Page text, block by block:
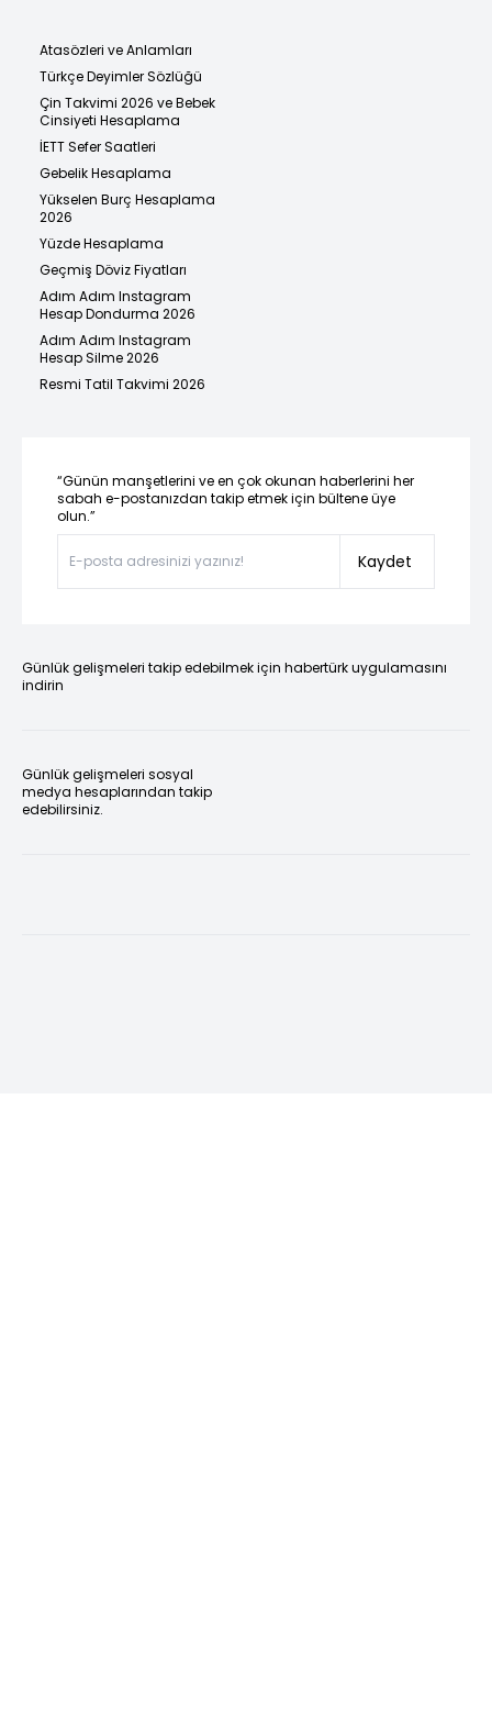
Atasözleri ve Anlamları
Türkçe Deyimler Sözlüğü
Çin Takvimi 2026 ve Bebek
Cinsiyeti Hesaplama
İETT Sefer Saatleri
Gebelik Hesaplama
Yükselen Burç Hesaplama
2026
Yüzde Hesaplama
Geçmiş Döviz Fiyatları
Adım Adım Instagram
Hesap Dondurma 2026
Adım Adım Instagram
Hesap Silme 2026
Resmi Tatil Takvimi 2026
“Günün manşetlerini ve en çok okunan haberlerini her
sabah e-postanızdan takip etmek için bültene üye
olun.”
Kaydet
Günlük gelişmeleri takip edebilmek için habertürk uygulamasını
indirin
Günlük gelişmeleri sosyal
medya hesaplarından takip
edebilirsiniz.